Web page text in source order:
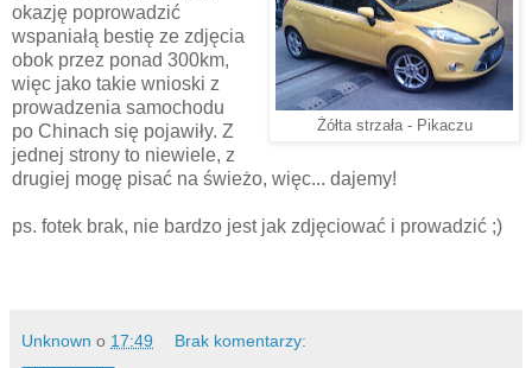
Żółta strzała - Pikaczu
okazję poprowadzić
wspaniałą bestię ze zdjęcia
obok przez ponad 300km,
więc jako takie wnioski z
prowadzenia samochodu
po Chinach się pojawiły. Z
jednej strony to niewiele, z
drugiej mogę pisać na świeżo, więc... dajemy!
ps. fotek brak, nie bardzo jest jak zdjęciować i prowadzić ;)
Unknown o 17:49 Brak komentarzy: